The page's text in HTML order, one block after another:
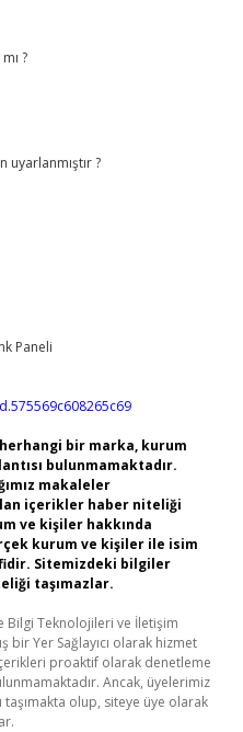
?
uyarlanmıştır ?
bir marka, kurum
bulunmamaktadır.
makaleler
içerikler haber niteliği
ve kişiler hakkında
kurum ve kişiler ile isim
Sitemizdeki bilgiler
taşımazlar.
Bilgi Teknolojileri ve İletişim
bir Yer Sağlayıcı olarak hizmet
proaktif olarak denetleme
Ancak, üyelerimiz
olup, siteye üye olarak